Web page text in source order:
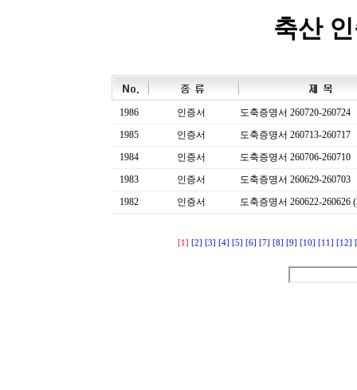
축산
1986 인증서
도축증명서 260720-260724
1985
인증서
도축증명서 260713-260717
1984
인증서
도축증명서 260706-260710
1983
인증서
도축증명서 260629-260703
1982
인증서 도축증명서 260622-260626
[1] [2] [3] [4] [5] [6] [7] [8] [9] [10] [11] [12]